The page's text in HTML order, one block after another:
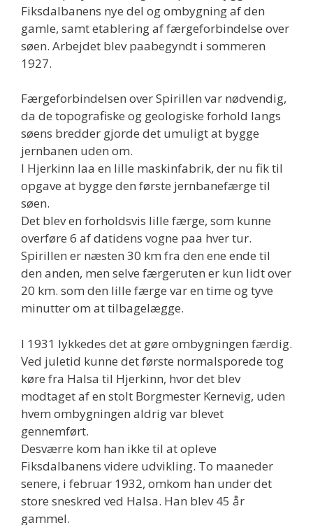
Fiksdalbanens nye del og ombygning af den
gamle, samt etablering af færgeforbindelse over
søen. Arbejdet blev paabegyndt i sommeren
1927.
Færgeforbindelsen over Spirillen var nødvendig,
da de topografiske og geologiske forhold langs
søens bredder gjorde det umuligt at bygge
jernbanen uden om.
I Hjerkinn laa en lille maskinfabrik, der nu fik til
opgave at bygge den første jernbanefærge til
søen.
Det blev en forholdsvis lille færge, som kunne
overføre 6 af datidens vogne paa hver tur.
Spirillen er næsten 30 km fra den ene ende til
den anden, men selve færgeruten er kun lidt over
20 km. som den lille færge var en time og tyve
minutter om at tilbagelægge.
I 1931 lykkedes det at gøre ombygningen færdig.
Ved juletid kunne det første normalsporede tog
køre fra Halsa til Hjerkinn, hvor det blev
modtaget af en stolt Borgmester Kernevig, uden
hvem ombygningen aldrig var blevet
gennemført.
Desværre kom han ikke til at opleve
Fiksdalbanens videre udvikling. To maaneder
senere, i februar 1932, omkom han under det
store sneskred ved Halsa. Han blev 45 år
gammel.